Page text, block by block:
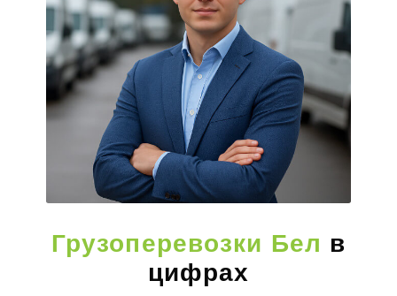
Грузоперевозки Бел в
цифрах